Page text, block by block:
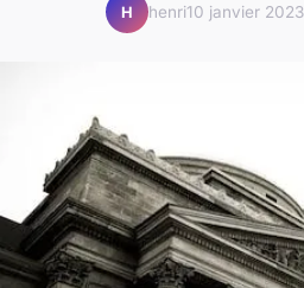
H henri10 janvier 2023